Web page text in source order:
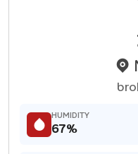
HUMIDITY
67%